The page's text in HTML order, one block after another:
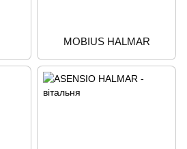
MOBIUS HALMAR